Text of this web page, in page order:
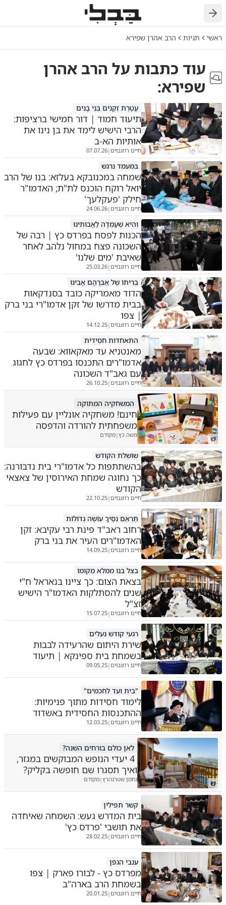
חזרה
ראשי תגיות הרב אהרן שפירא
עוד כתבות על הרב אהרן
שפירא:
עֲטֶרֶת זְקֵנִים בְּנֵי בָנִים
תיעוד חמוד | דור חמישי ברציפות:
הרבי הישיש לימד את בן נינו את
אותיות הא-ב
חיים רוזנבוים|
07.07.26
במעמד נרגש
שמחה במכנובקא בעלזא: בנו של הרב
יואל רוקח הוכנס לת"ת; האדמו"ר
חילק 'פעקלעך'
חיים רוזנבוים|
24.06.26
וְהִיא שֶׁעָמְדָה לַאֲבוֹתֵינוּ
הכנות לפסח בפרדס כץ | רבה של
השכונה פצח במחול נלהב לאחר
שאיבת 'מים שלנו'
חיים רוזנבוים|
25.03.26
בְרִיתוֹ שֶׁל אַבְרָהָם אָבִינוּ
הדוד מאמריקה כובד בסנדקאות
בבית מדרשו של זקן אדמו"רי בני ברק
| צפו
חיים רוזנבוים|
14.12.25
התאחדות חסידית
מאנטניא עד מאקאווא: שבעה
אדמו"רים התכנסו בפרדס כץ לחגוג
עם גאב"ד השכונה
חיים רוזנבוים|
26.10.25
ש
המשחקיה המתוקה
חינם! משחקיה אונליין עם פעילות
משפחתית להורדה והדפסה
משה כץ|מקודם
שושלת הקודש
בהשתתפות כל אדמו"רי בית נדבורנה:
כך נחוגה שמחת האירוסין של צאצאי
הקודש
חיים רוזנבוים|
22.10.25
תַּרְאֵם נִסֶּיךָ עוֹשֶׂה גְדוֹלוֹת
רחוב ראב"ד פינת רבי עקיבא: זקן
האדמו"רים העיר את בני ברק
חיים רוזנבוים|
14.09.25
בצל בנו ממלא מקומו
בצאת הצום: כך ציינו בנאראל ח"י
שנים להסתלקות האדמו"ר הישיש
זצ"ל
חיים רוזנבוים|
15.07.25
רגעי קודש נעלים
שירת היתום שהרעידה לבבות
בשמחת בית ספינקא | תיעוד
חיים רוזנבוים|
09.05.25
"בית ועד לחכמים"
לימוד חסידות מתוך פנימיות:
ההתכנסות החסידית באשדוד
חיים רוזנבוים|
12.03.25
ש
לאן כולם בורחים השנה?
4 יעדי הנופש המבוקשים במגזר,
ואיך תסגרו שם חופשה בקליק?
נחמן שטרנהרץ|מקודם
קשר תפילין
בית המדרש געש: השמחה שאיחדה
את תושבי 'פרדס כץ'
חיים רוזנבוים|
28.02.25
ענבי הגפן
מפרדס כץ - לבורו פארק | צפו
בשמחת הרב בארה"ב
חיים רוזנבוים|
20.01.25